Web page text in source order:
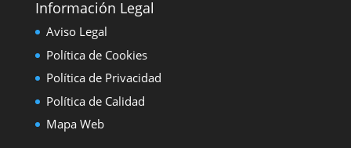
Información Legal
Aviso Legal
Política de Cookies
Política de Privacidad
Política de Calidad
Mapa Web